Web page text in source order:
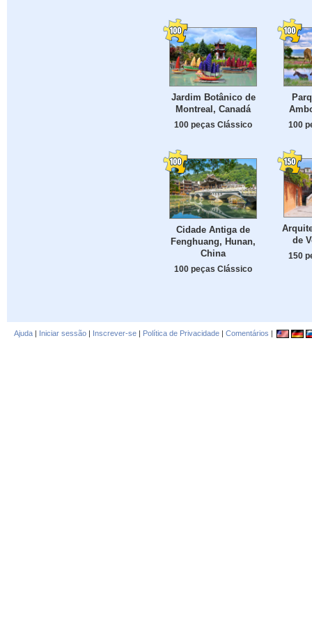
Jardim Botânico de
Montreal, Canadá
100 peças Clássico 100
Cidade Antiga de
Fenghuang, Hunan,
China
100 peças Clássico
de
150
Ajuda | Iniciar sessão | Inscrever-se | Política de Privacidade | Comentários |